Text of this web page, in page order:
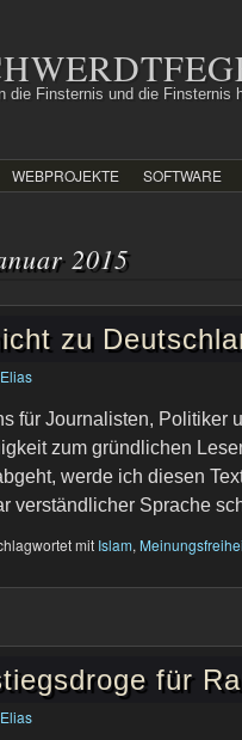
die Finsternis und die Finsternis
WEBPROJEKTE SOFTWARE
2015
zu
Elias
für Journalisten, Politiker
zum gründlichen
werde ich diesen
verständlicher Sprache
mit Islam,
für
Elias